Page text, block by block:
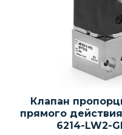
Клапан
прямого
6214-LW2-